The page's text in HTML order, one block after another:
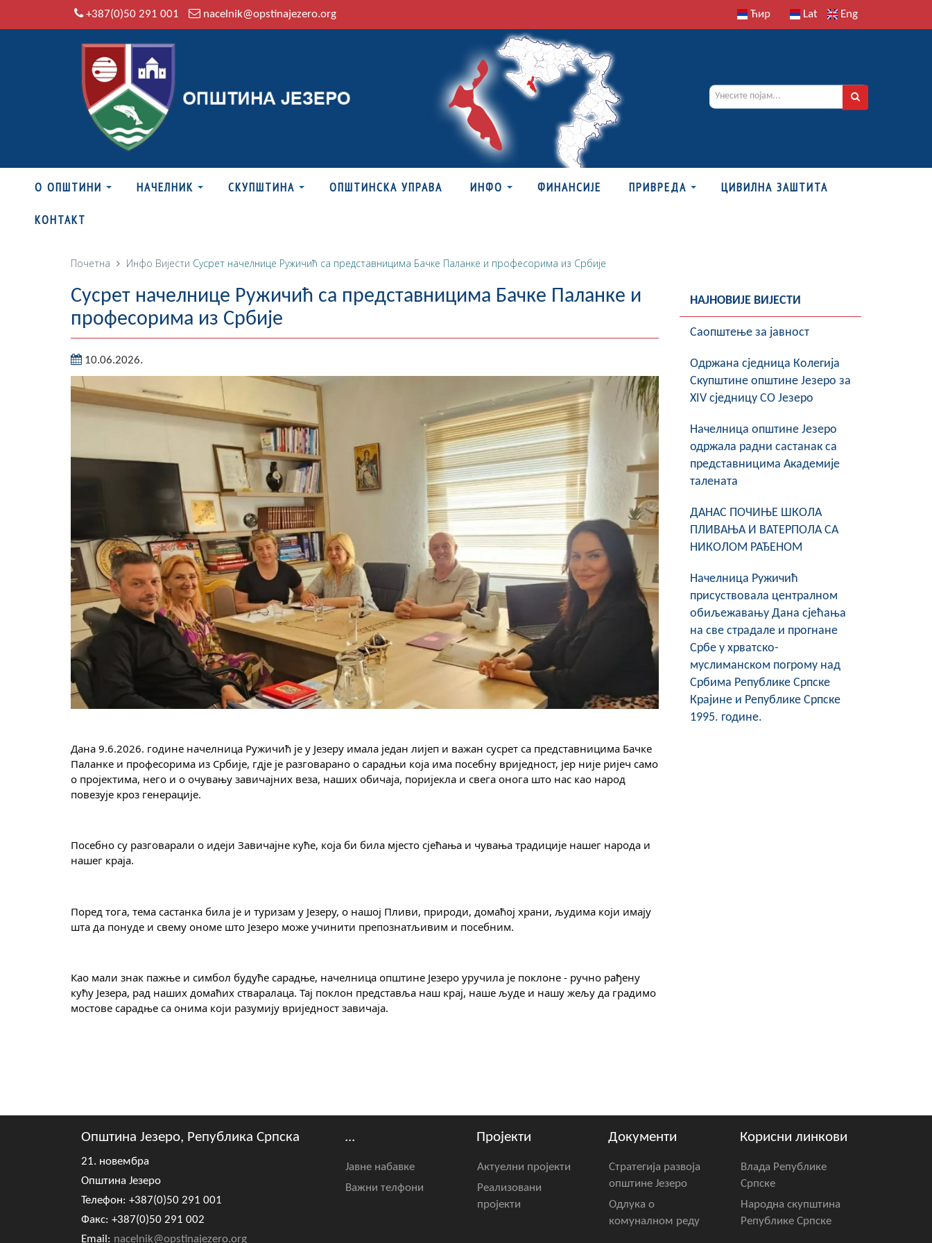
+387(0)50 291 001 nacelnik@opstinajezero.org Ћир Lat Eng
О ОПШТИНИ НАЧЕЛНИК СКУПШТИНА ОПШТИНСКА УПРАВА ИНФО ФИНАНСИЈЕ ПРИВРЕДА ЦИВИЛНА ЗАШТИТА
КОНТАКТ
Почетна Инфо Вијести Сусрет начелнице Ружичић са представницима Бачке Паланке и професорима из Србије
Сусрет начелнице Ружичић са представницима Бачке Паланке и
професорима из Србије
10.06.2026.
Дана 9.6.2026. године начелница Ружичић је у Језеру имала један лијеп и важан сусрет са представницима Бачке
Паланке и професорима из Србије, гд‌је је разговарано о сарадњи која има посебну вриједност, јер није ријеч само
о пројектима, него и о очувању завичајних веза, наших обичаја, поријекла и свега онога што нас као народ
повезује кроз генерације.
Посебно су разговарали о идеји Завичајне куће, која би била мјесто сјећања и чувања традиције нашег народа и
нашег краја.
Поред тога, тема састанка била је и туризам у Језеру, о нашој Пливи, природи, домаћој храни, људима који имају
шта да понуде и свему ономе што Језеро може учинити препознатљивим и посебним.
Као мали знак пажње и симбол будуће сарадње, начелница општине Језеро уручила је поклоне - ручно рађену
кућу Језера, рад наших домаћих стваралаца. Тај поклон представља наш крај, наше људе и нашу жељу да градимо
мостове сарадње са онима који разумију вриједност завичаја.
НАЈНОВИЈЕ ВИЈЕСТИ
Саопштење за јавност
Oдржана сједница Колегија
Скупштине општине Језеро за
XIV сједницу СО Језеро
Начелница општине Језеро
одржала радни састанак са
представницима Академије
талената
ДАНАС ПОЧИЊЕ ШКОЛА
ПЛИВАЊА И ВАТЕРПОЛА СА
НИКОЛОМ РАЂЕНОМ
Начелница Ружичић
присуствовала централном
обиљежавању Дана сјећања
на све страдале и прогнане
Србе у хрватско-
муслиманском погрому над
Србима Републике Српске
Крајине и Републике Српске
1995. године.
Општина Језеро, Република Српска
21. новембра
Општина Језеро
Телефон: +387(0)50 291 001
Факс: +387(0)50 291 002
Email: nacelnik@opstinajezero.org
...
Јавне набавке
Важни телфони
Пројекти
Актуелни пројекти
Реализовани
пројекти
Документи
Стратегија развоја
општине Језеро
Одлука о
комуналном реду
Корисни линкови
Влада Републике
Српске
Народна скупштина
Републике Српске